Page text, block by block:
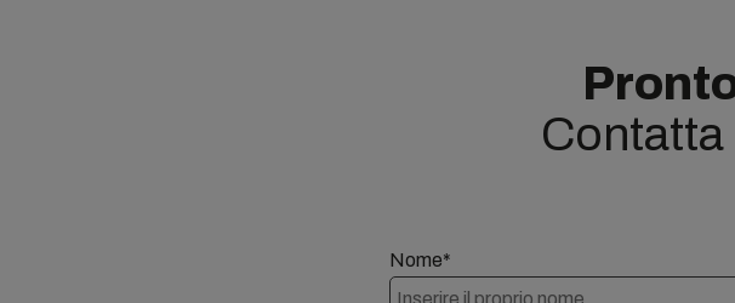
Contatta
Nome*